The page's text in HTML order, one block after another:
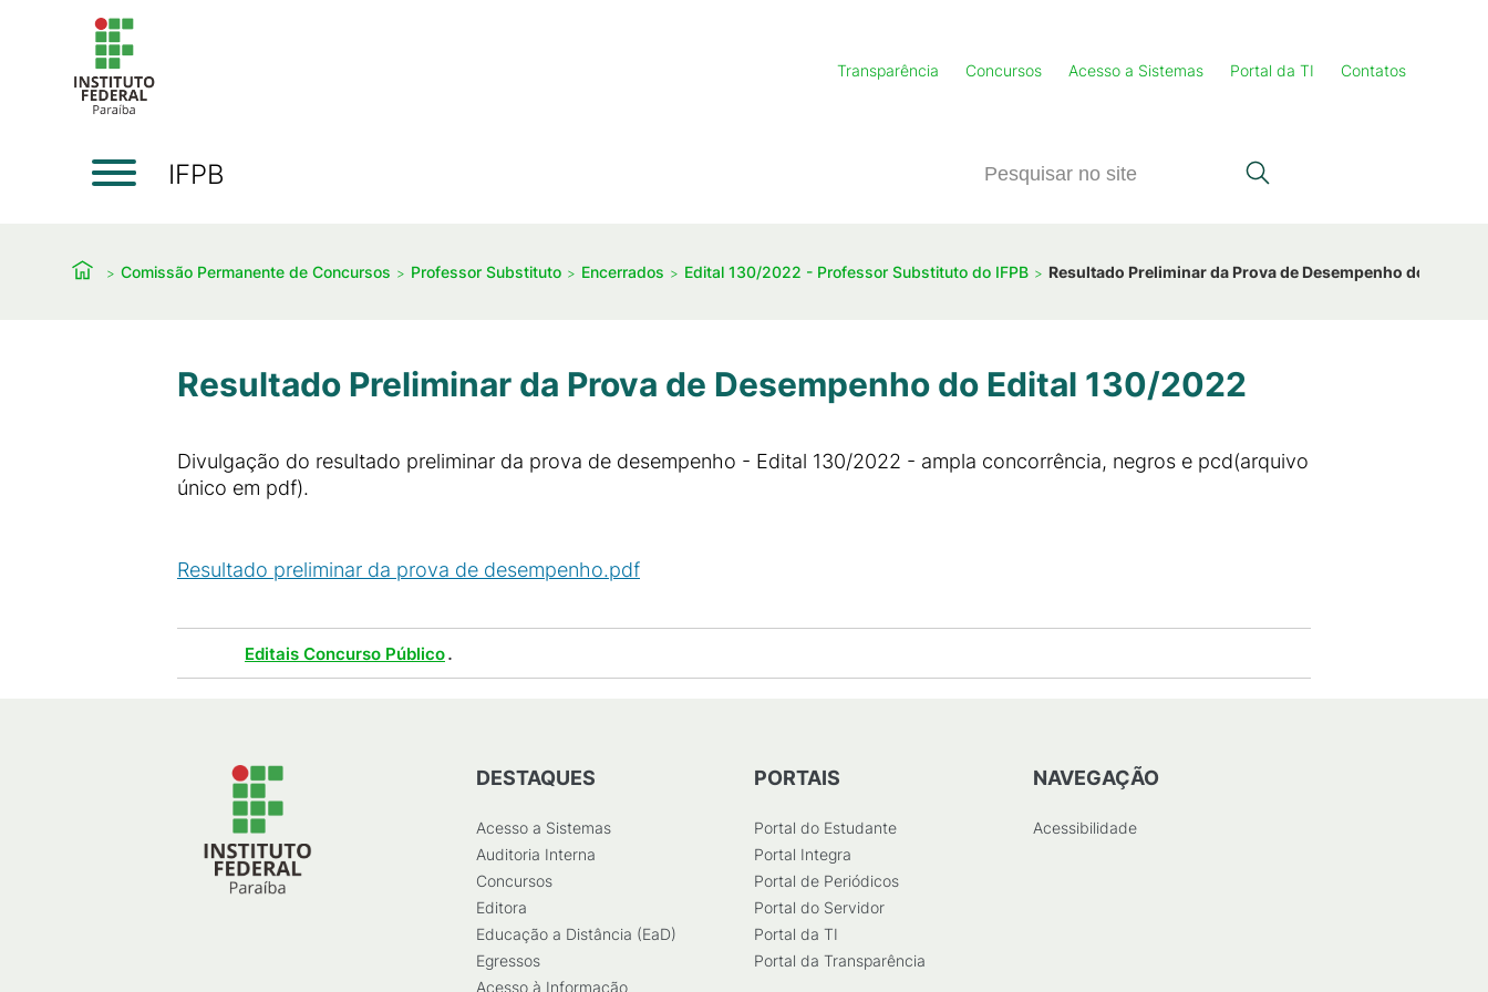
Transparência Concursos Acesso a Sistemas Portal da TI Contatos
IFPB
Comissão Permanente de Concursos Professor Substituto Encerrados Edital 130/2022 - Professor Substituto do IFPB Resultado Preliminar da Prova de Desempenho do Edital
Resultado Preliminar da Prova de Desempenho do Edital 130/2022
Divulgação do resultado preliminar da prova de desempenho - Edital 130/2022 - ampla concorrência, negros e pcd(arquivo
único em pdf).
Resultado preliminar da prova de desempenho.pdf
Editais Concurso Público.
DESTAQUES
Acesso a Sistemas
Auditoria Interna
Concursos
Editora
Educação a Distância (EaD)
Egressos
Acesso à Informação
PORTAIS
Portal do Estudante
Portal Integra
Portal de Periódicos
Portal do Servidor
Portal da TI
Portal da Transparência
NAVEGAÇÃO
Acessibilidade